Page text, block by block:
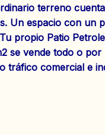
terreno
Un espacio con
propio Patio
se vende todo o
comercial e